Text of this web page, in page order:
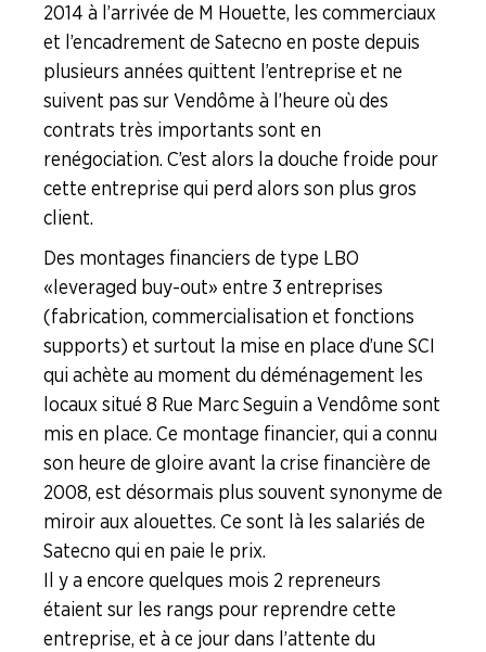
NOS
SERVICES
NOUS
CONNAÎTRE
BOITE
AGENDA
adhérer ?
2014 à l’arrivée de M Houette, les commerciaux
et l’encadrement de Satecno en poste depuis
plusieurs années quittent l’entreprise et ne
suivent pas sur Vendôme à l’heure où des
contrats très importants sont en
renégociation. C’est alors la douche froide pour
cette entreprise qui perd alors son plus gros
client.
Des montages financiers de type LBO
« leveraged buy-out » entre 3 entreprises
(fabrication, commercialisation et fonctions
supports) et surtout la mise en place d’une SCI
qui achète au moment du déménagement les
locaux situé 8 Rue Marc Seguin a Vendôme sont
mis en place. Ce montage financier, qui a connu
son heure de gloire avant la crise financière de
2008, est désormais plus souvent synonyme de
miroir aux alouettes. Ce sont là les salariés de
Satecno qui en paie le prix.
Il y a encore quelques mois 2 repreneurs
étaient sur les rangs pour reprendre cette
entreprise, et à ce jour dans l’attente du